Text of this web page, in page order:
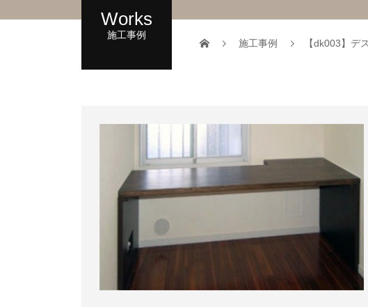
Works
施工事例
施工事例 【dk003】デ